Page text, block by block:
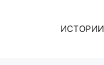
ИСТОРИИ